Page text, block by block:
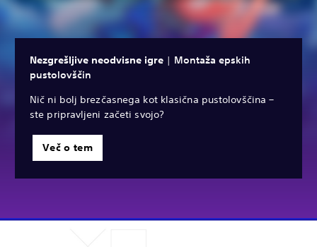
Nezgrešljive neodvisne igre | Montaža epskih
pustolovščin
Nič ni bolj brezčasnega kot klasična pustolovščina –
ste pripravljeni začeti svojo?
Več o tem